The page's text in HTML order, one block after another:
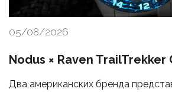
05/08/2026
Nodus × Raven TrailTrekker
Два американских бренда